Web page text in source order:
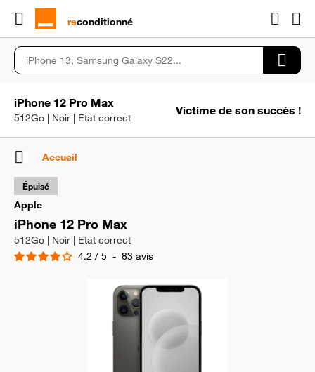
rɘconditionné
iPhone 12 Pro Max
512Go | Noir | Etat correct
Victime de son succès !
Accueil
Apple
iPhone 12 Pro Max
512Go | Noir | Etat correct
4.2 / 5 - 83 avis
Épuisé